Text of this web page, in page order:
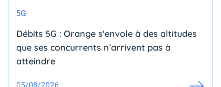
5G
Débits 5G : Orange s'envole à des altitudes
que ses concurrents n’arrivent pas à
atteindre